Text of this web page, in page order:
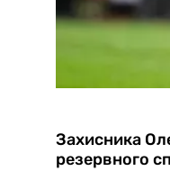
Захисника
резервного